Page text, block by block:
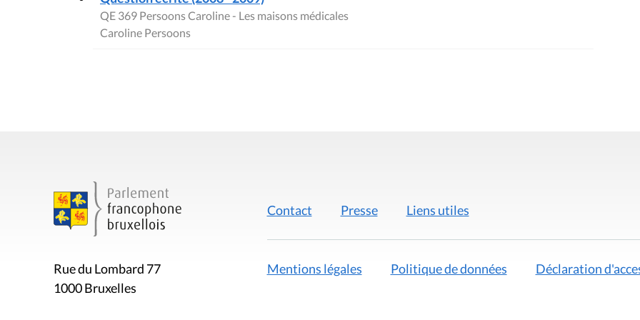
QE 369 Persoons Caroline - Les maisons médicales
Caroline Persoons
Rue du Lombard 77
1000 Bruxelles
Contact Presse Liens utiles
Mentions légales Politique de données Déclaration